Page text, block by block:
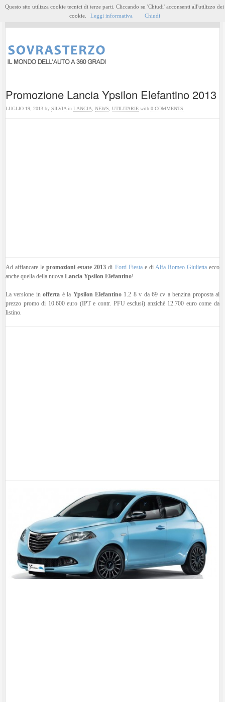
Promozione Lancia Ypsilon Elefantino 2013
LUGLIO 19, 2013 bySILVIA inLANCIA ,NEWS ,UTILITARIE with0 COMMENTS
Ad affiancare lepromozioni estate 2013 di Ford Fiesta e di Alfa Romeo Giulietta ecco
anche quella della nuovaLancia Ypsilon Elefantino!
La versione inofferta è la Ypsilon Elefantino1.2 8 v da 69 cv a benzina proposta al
prezzo promo di 10.600 euro (IPT e contr. PFU esclusi) anzichè 12.700 euro come da
listino.
Questo sito utilizza cookie tecnici di terze parti. Cliccando su 'Chiudi' acconsenti all'utilizzo dei
cookie.
Leggi informativa Chiudi